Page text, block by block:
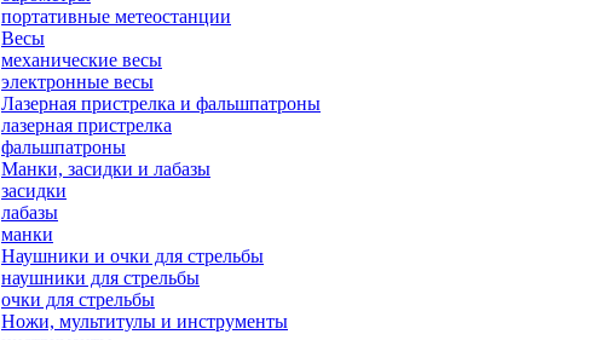
портативные метеостанции
Весы
механические весы
электронные весы
Лазерная пристрелка и фальшпатроны
лазерная пристрелка
фальшпатроны
Манки, засидки и лабазы
засидки
лабазы
манки
Наушники и очки для стрельбы
наушники для стрельбы
очки для стрельбы
Ножи, мультитулы и инструменты